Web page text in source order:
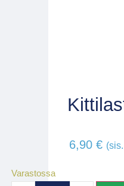
6,90 €
Varastossa